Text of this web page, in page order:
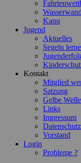
Kanu
Jugend
Aktuelles
Segeln
Kontakt
Mitglied
Satzung
Gelbe Welle
Links
Impressum
Datenschutz
Vorstand
Login
Probleme ?